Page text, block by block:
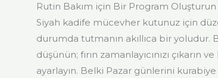
Rutin Bakım için Bir Program Oluşturun
Siyah kadife mücevher kutunuz için
durumda tutmanın akıllıca bir
düşünün; fırın zamanlayıcınızı
ayarlayın. Belki Pazar günlerini